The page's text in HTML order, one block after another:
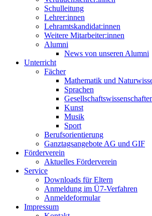
Schulleitung
Lehrer:innen
Lehramtskandidat:innen
Weitere Mitarbeiter:innen
Alumni
News von unseren Alumni
Unterricht
Fächer
Mathematik und
Sprachen
Kunst
Musik
Sport
Berufsorientierung
Ganztagsangebote AG und GIF
Förderverein
Aktuelles Förderverein
Service
Downloads für Eltern
Anmeldung im Ü7-Verfahren
Anmeldeformular
Impressum